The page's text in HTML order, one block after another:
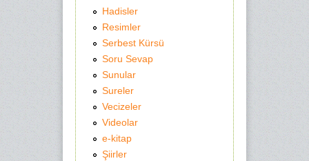
Hadisler
Resimler
Serbest Kürsü
Soru Sevap
Sunular
Sureler
Vecizeler
Videolar
e-kitap
Şiirler